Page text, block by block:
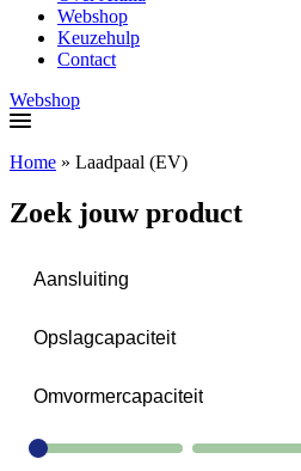
Webshop
Keuzehulp
Contact
Webshop
Home » Laadpaal (EV)
Zoek jouw product